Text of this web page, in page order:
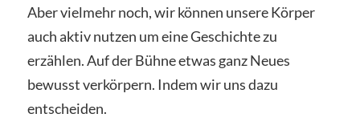
Aber vielmehr noch, wir können unsere Körper
auch aktiv nutzen um eine Geschichte zu
erzählen. Auf der Bühne etwas ganz Neues
bewusst verkörpern. Indem wir uns dazu
entscheiden.